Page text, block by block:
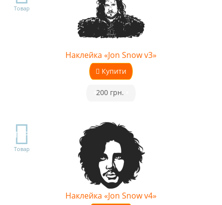
Товар
Наклейка «Jon Snow v3»
Купити
200 грн.
TOP
Товар
Наклейка «Jon Snow v4»